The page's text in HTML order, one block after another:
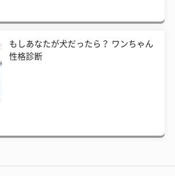
もしあなたが犬だったら？ ワンちゃん
性格診断